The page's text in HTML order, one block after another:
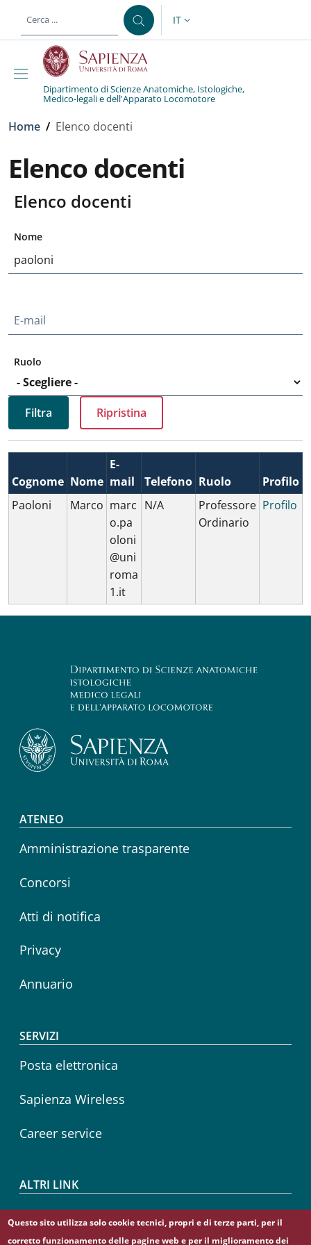
al contenuto principale
SELETTORE LINGUA:
IT
Dipartimento di Scienze Anatomiche, Istologiche,
Medico-legali e dell'Apparato Locomotore
Briciole di pane
Home / Elenco docenti
Elenco docenti
Elenco docenti
Nome
E-mail
Ruolo
Cognome Nome
E-
mail
Telefono Ruolo
Profilo
Paoloni
Marco marc
o.pa
oloni
@uni
roma
1.it
N/A
Professore
Ordinario
Profilo
Footer menu
ATENEO
Amministrazione trasparente
Concorsi
Atti di notifica
Privacy
Annuario
SERVIZI
Posta elettronica
Sapienza Wireless
Career service
ALTRI LINK
CIAO
Questo sito utilizza solo cookie tecnici, propri e di terze parti, per il
corretto funzionamento delle pagine web e per il miglioramento dei